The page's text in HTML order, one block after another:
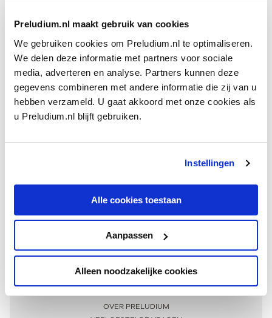
Preludium.nl maakt gebruik van cookies
We gebruiken cookies om Preludium.nl te optimaliseren.
We delen deze informatie met partners voor sociale
media, adverteren en analyse. Partners kunnen deze
gegevens combineren met andere informatie die zij van u
hebben verzameld. U gaat akkoord met onze cookies als
u Preludium.nl blijft gebruiken.
Instellingen
Alle cookies toestaan
Aanpassen
Alleen noodzakelijke cookies
Meer informatie
OVER PRELUDIUM